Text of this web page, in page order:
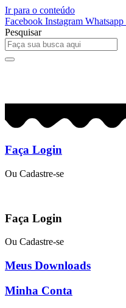
Ir para o conteúdo
Facebook Instagram Whatsapp
Pesquisar
Faça Login
Ou Cadastre-se
Faça Login
Ou Cadastre-se
Meus Downloads
Minha Conta